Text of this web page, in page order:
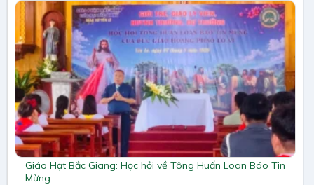
Giáo Hạt Bắc Giang: Học hỏi về Tông Huấn Loan Báo Tin
Mừng